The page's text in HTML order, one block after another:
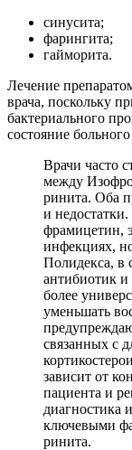
синусита;
фарингита;
гайморита.
Лечение
врача, поскольку
бактериального
состояние
Врачи часто
между
ринита. Оба
и
фрамицетин,
инфекциях,
Полидекса, в
антибиотик и
более
уменьшать
связанных с
зависит от
пациента и
диагностика
ключевыми
ринита.